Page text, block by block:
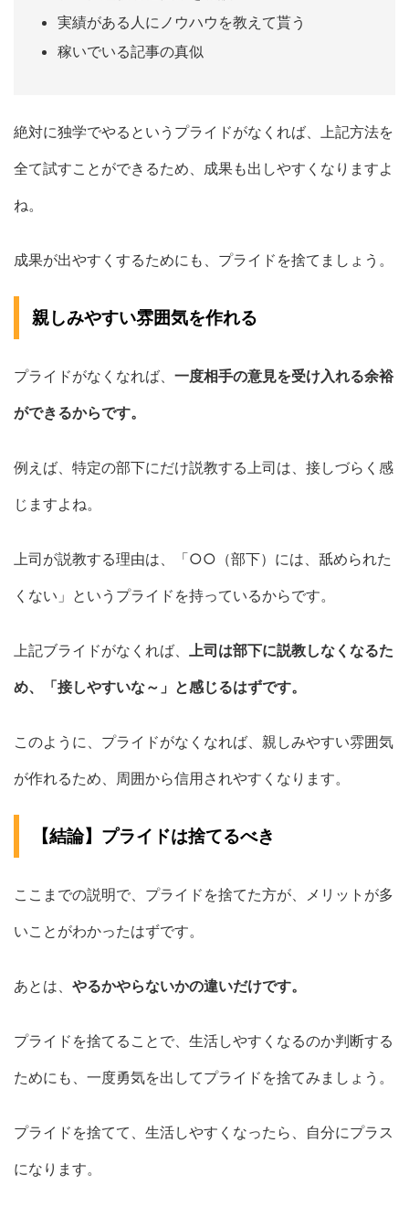
実績がある人にノウハウを教えて貰う
稼いでいる記事の真似
絶対に独学でやるというプライドがなくれば、上記方法を
全て試すことができるため、成果も出しやすくなりますよ
ね。
成果が出やすくするためにも、プライドを捨てましょう。
親しみやすい雰囲気を作れる
プライドがなくなれば、 一度相手の意見を受け入れる余裕
ができるからです。
例えば、特定の部下にだけ説教する上司は、接しづらく感
じますよね。
上司が説教する理由は、「○○（部下）には、舐められた
くない」というプライドを持っているからです。
上記ブライドがなくれば、
上司は部下に説教しなくなるた
め、「接しやすいな～」と感じるはずです。
このように、プライドがなくなれば、親しみやすい雰囲気
が作れるため、周囲から信用されやすくなります。
【結論】プライドは捨てるべき
ここまでの説明で、プライドを捨てた方が、メリットが多
いことがわかったはずです。
あとは、 やるかやらないかの違いだけです。
プライドを捨てることで、生活しやすくなるのか判断する
ためにも、一度勇気を出してプライドを捨てみましょう。
プライドを捨てて、生活しやすくなったら、自分にプラス
になります。